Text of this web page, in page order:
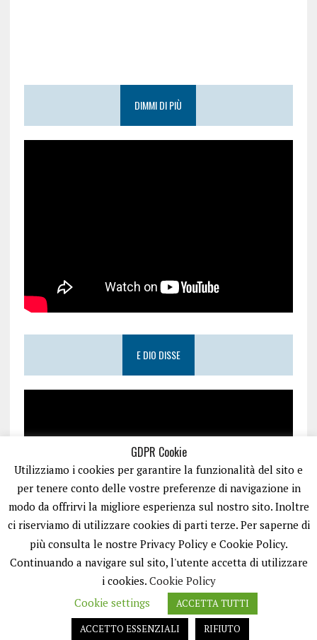
DIMMI DI PIÙ
E DIO DISSE
PUGLIA.NET È UN PORTALE GESTITO DA FRANCESCO TV - PARTITA IVA
08792490727 - TESTATA GIORNALISTICA REGISTRATA PRESSO IL TRIBUNALE
GDPR Cookie
Utilizziamo i cookies per garantire la funzionalità del sito e
per tenere conto delle vostre preferenze di navigazione in
modo da offrirvi la migliore esperienza sul nostro sito. Inoltre
ci riserviamo di utilizzare cookies di parti terze. Per saperne di
più consulta le nostre Privacy Policy e Cookie Policy.
Continuando a navigare sul sito, l'utente accetta di utilizzare
i cookies. Cookie Policy
Cookie settings
ACCETTA TUTTI
ACCETTO ESSENZIALI
RIFIUTO